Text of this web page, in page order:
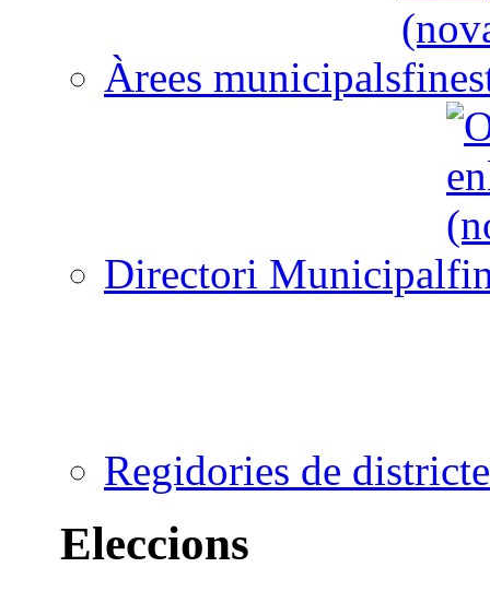
Àrees municipals
Directori Municipal
Regidories de districte
Eleccions